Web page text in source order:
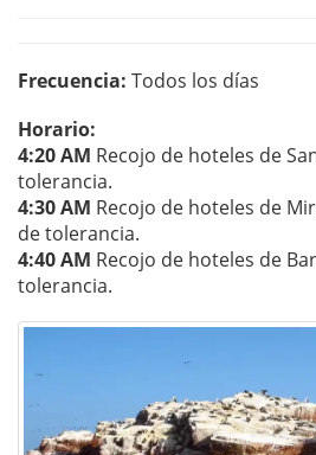
Frecuencia: Todos los días
Horario:
4:20 AM Recojo de hoteles de
tolerancia.
4:30 AM Recojo de hoteles de
de tolerancia.
4:40 AM Recojo de hoteles de
tolerancia.